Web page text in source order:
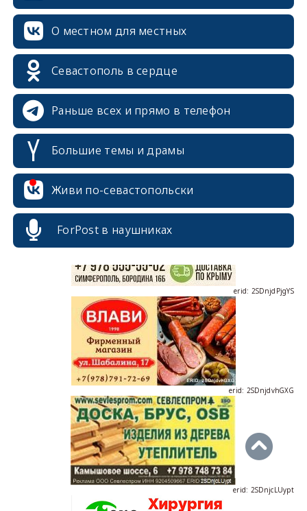
О местном для местных
Севастополь в сердце
Раньше всех и прямо в телефон
Большие темы и драмы
Живи по-севастопольски
ForPost в наушниках
erid: 2SDnjcrDNw6
erid: 2SDnjdPjgYS
erid: 2SDnjdvhGXG
erid: 2SDnjcLUypt